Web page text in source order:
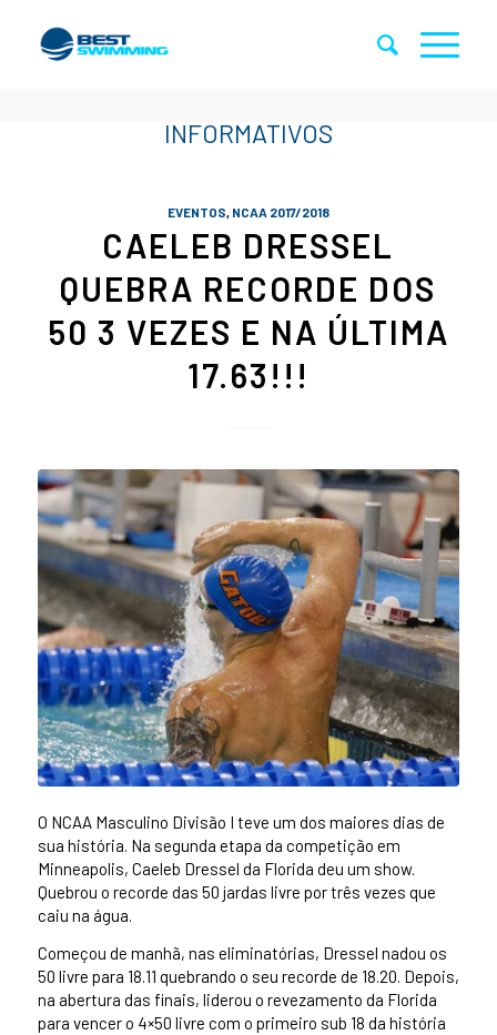
EVENTOS, NCAA 2017/2018
CAELEB DRESSEL
QUEBRA RECORDE DOS
50 3 VEZES E NA ÚLTIMA
17.63!!!
O NCAA Masculino Divisão I teve um dos maiores dias de
sua história. Na segunda etapa da competição em
Minneapolis, Caeleb Dressel da Florida deu um show.
Quebrou o recorde das 50 jardas livre por três vezes que
caiu na água.
Começou de manhã, nas eliminatórias, Dressel nadou os
50 livre para 18.11 quebrando o seu recorde de 18.20. Depois,
na abertura das finais, liderou o revezamento da Florida
para vencer o 4×50 livre com o primeiro sub 18 da história